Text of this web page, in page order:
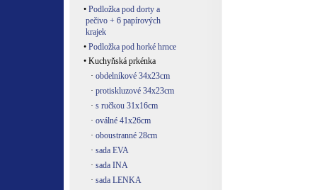
• Podložka pod dorty a
pečivo + 6 papírových
krajek
• Podložka pod horké hrnce
• Kuchyňská prkénka
· obdelníkové 34x23cm
· protiskluzové 34x23cm
· s ručkou 31x16cm
· oválné 41x26cm
· oboustranné 28cm
· sada EVA
· sada INA
· sada LENKA